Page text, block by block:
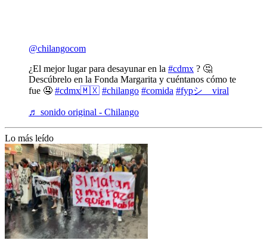
@chilangocom
¿El mejor lugar para desayunar en la #cdmx ? 🤔
Descúbrelo en la Fonda Margarita y cuéntanos cómo te
fue 🤤 #cdmx🇲🇽 #chilango #comida #fypシ゚viral
♬ sonido original - Chilango
Lo más leído